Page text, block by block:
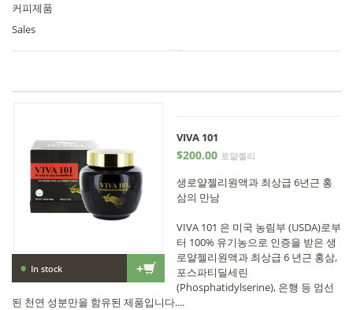
커피제품
Sales
+
• In stock
VIVA 101
$200.00 로얄젤리
생로얄젤리원액과 최상급 6년근 홍
삼의 만남
VIVA 101 은 미국 농림부 (USDA)로부
터 100% 유기농으로 인증을 받은 생
로얄젤리원액과 최상급 6 년근 홍삼,
포스파티딜세린
(Phosphatidylserine), 은행 등 엄선
된 천연 성분만을 함유된 제품입니다....